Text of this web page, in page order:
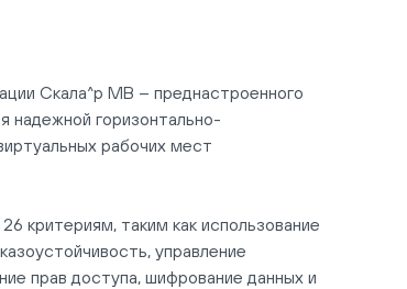
Скала^р МВ – преднастроенного
надежной горизонтально-
рабочих мест
критериям, таким как использование
управление
прав доступа, шифрование данных и